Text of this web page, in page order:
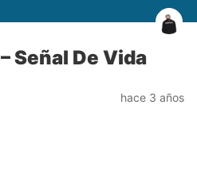
Señal De Vida
hace 3 años